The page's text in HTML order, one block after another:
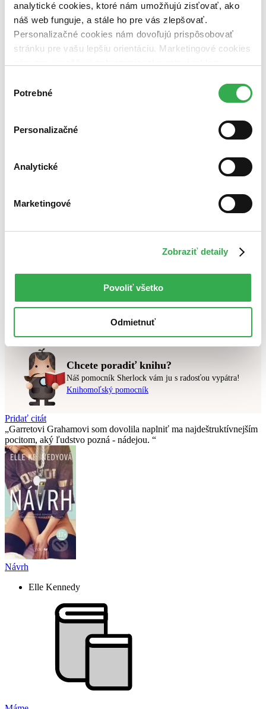
analytické cookies, ktoré nám umožňujú zisťovať, ako
náš web funguje, a stále ho pre vás zlepšovať.
Personalizačné cookies nám dovoľujú prispôsobovať
stránku pre vašu lepšiu orientáciu. Marketingové cookies
nám pomohlo, keby sme mohli používať všetky tieto
súhlasu
Potrebné
Personalizačné
Analytické
Marketingové
Zobraziť detaily
Povoliť všetko
Odmietnuť
Nové / čítané
nová (0 titulov)nová
čítaná (0 titulov)čítaná
čítaná - výborný stav (0 titulov) čítaná - výborný stav
čítané verzie
vypredaných kníh
Bestsellery
Top hodnotené
Najdrahšie
Kórejčinav predpredaji
Skúste prosím zmeniť vyhľadávaný výraz.
Chcete poradiť knihu?
Náš pomocník Sherlock vám ju s radosťou vypátra!
Knihomoľský pomocník
Pridať citát
Garretovi Grahamovi som dovolila naplniť ma najdeštruktívnejším
pocitom, aký ľudstvo pozná - nádejou.
Návrh
Elle Kennedy